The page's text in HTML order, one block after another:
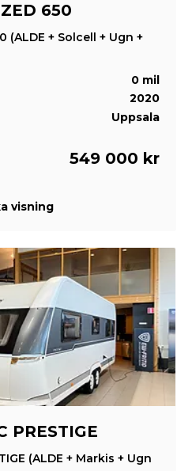
650
(ALDE + Solcell + Ugn +
0 mil
2020
Uppsala
549 000 kr
visning
PRESTIGE
(ALDE + Markis + Ugn